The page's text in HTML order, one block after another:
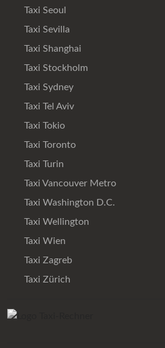
Taxi Seoul
Taxi Sevilla
Taxi Shanghai
Taxi Stockholm
Taxi Sydney
Taxi Tel Aviv
Taxi Tokio
Taxi Toronto
Taxi Turin
Taxi Vancouver Metro
Taxi Washington D.C.
Taxi Wellington
Taxi Wien
Taxi Zagreb
Taxi Zürich